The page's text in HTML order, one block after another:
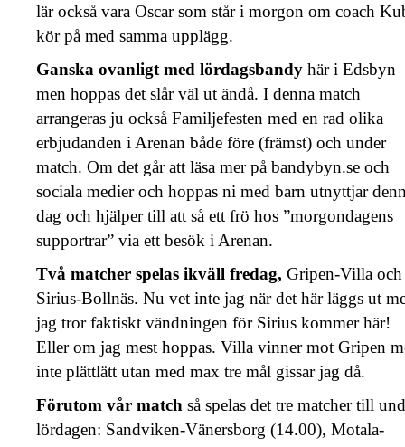
lär också vara Oscar som står i morgon om coach
kör på med samma upplägg.
Ganska ovanligt med lördagsbandy här i Edsbyn
men hoppas det slår väl ut ändå. I denna match
arrangeras ju också Familjefesten med en rad olika
erbjudanden i Arenan både före (främst) och under
match. Om det går att läsa mer på bandybyn.se och
sociala medier och hoppas ni med barn utnyttjar
dag och hjälper till att så ett frö hos ”morgondagens
supportrar” via ett besök i Arenan.
Två matcher spelas ikväll fredag, Gripen-Villa och
Sirius-Bollnäs. Nu vet inte jag när det här läggs ut
jag tror faktiskt vändningen för Sirius kommer här!
Eller om jag mest hoppas. Villa vinner mot Gripen
inte plättlätt utan med max tre mål gissar jag då.
Förutom vår match så spelas det tre matcher till
lördagen: Sandviken-Vänersborg (14.00), Motala-